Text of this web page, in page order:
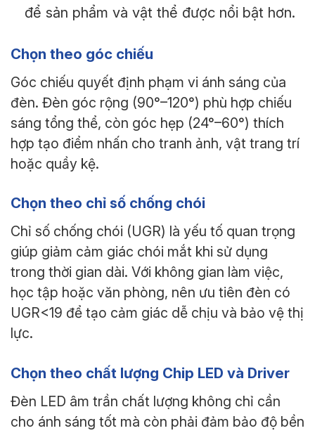
để sản phẩm và vật thể được nổi bật hơn.
Chọn theo góc chiếu
Góc chiếu quyết định phạm vi ánh sáng của
đèn. Đèn góc rộng (90°–120°) phù hợp chiếu
sáng tổng thể, còn góc hẹp (24°–60°) thích
hợp tạo điểm nhấn cho tranh ảnh, vật trang trí
hoặc quầy kệ.
Chọn theo chỉ số chống chói
Chỉ số chống chói (UGR) là yếu tố quan trọng
giúp giảm cảm giác chói mắt khi sử dụng
trong thời gian dài. Với không gian làm việc,
học tập hoặc văn phòng, nên ưu tiên đèn có
UGR<19 để tạo cảm giác dễ chịu và bảo vệ thị
lực.
Chọn theo chất lượng Chip LED và Driver
Đèn LED âm trần chất lượng không chỉ cần
cho ánh sáng tốt mà còn phải đảm bảo độ bền